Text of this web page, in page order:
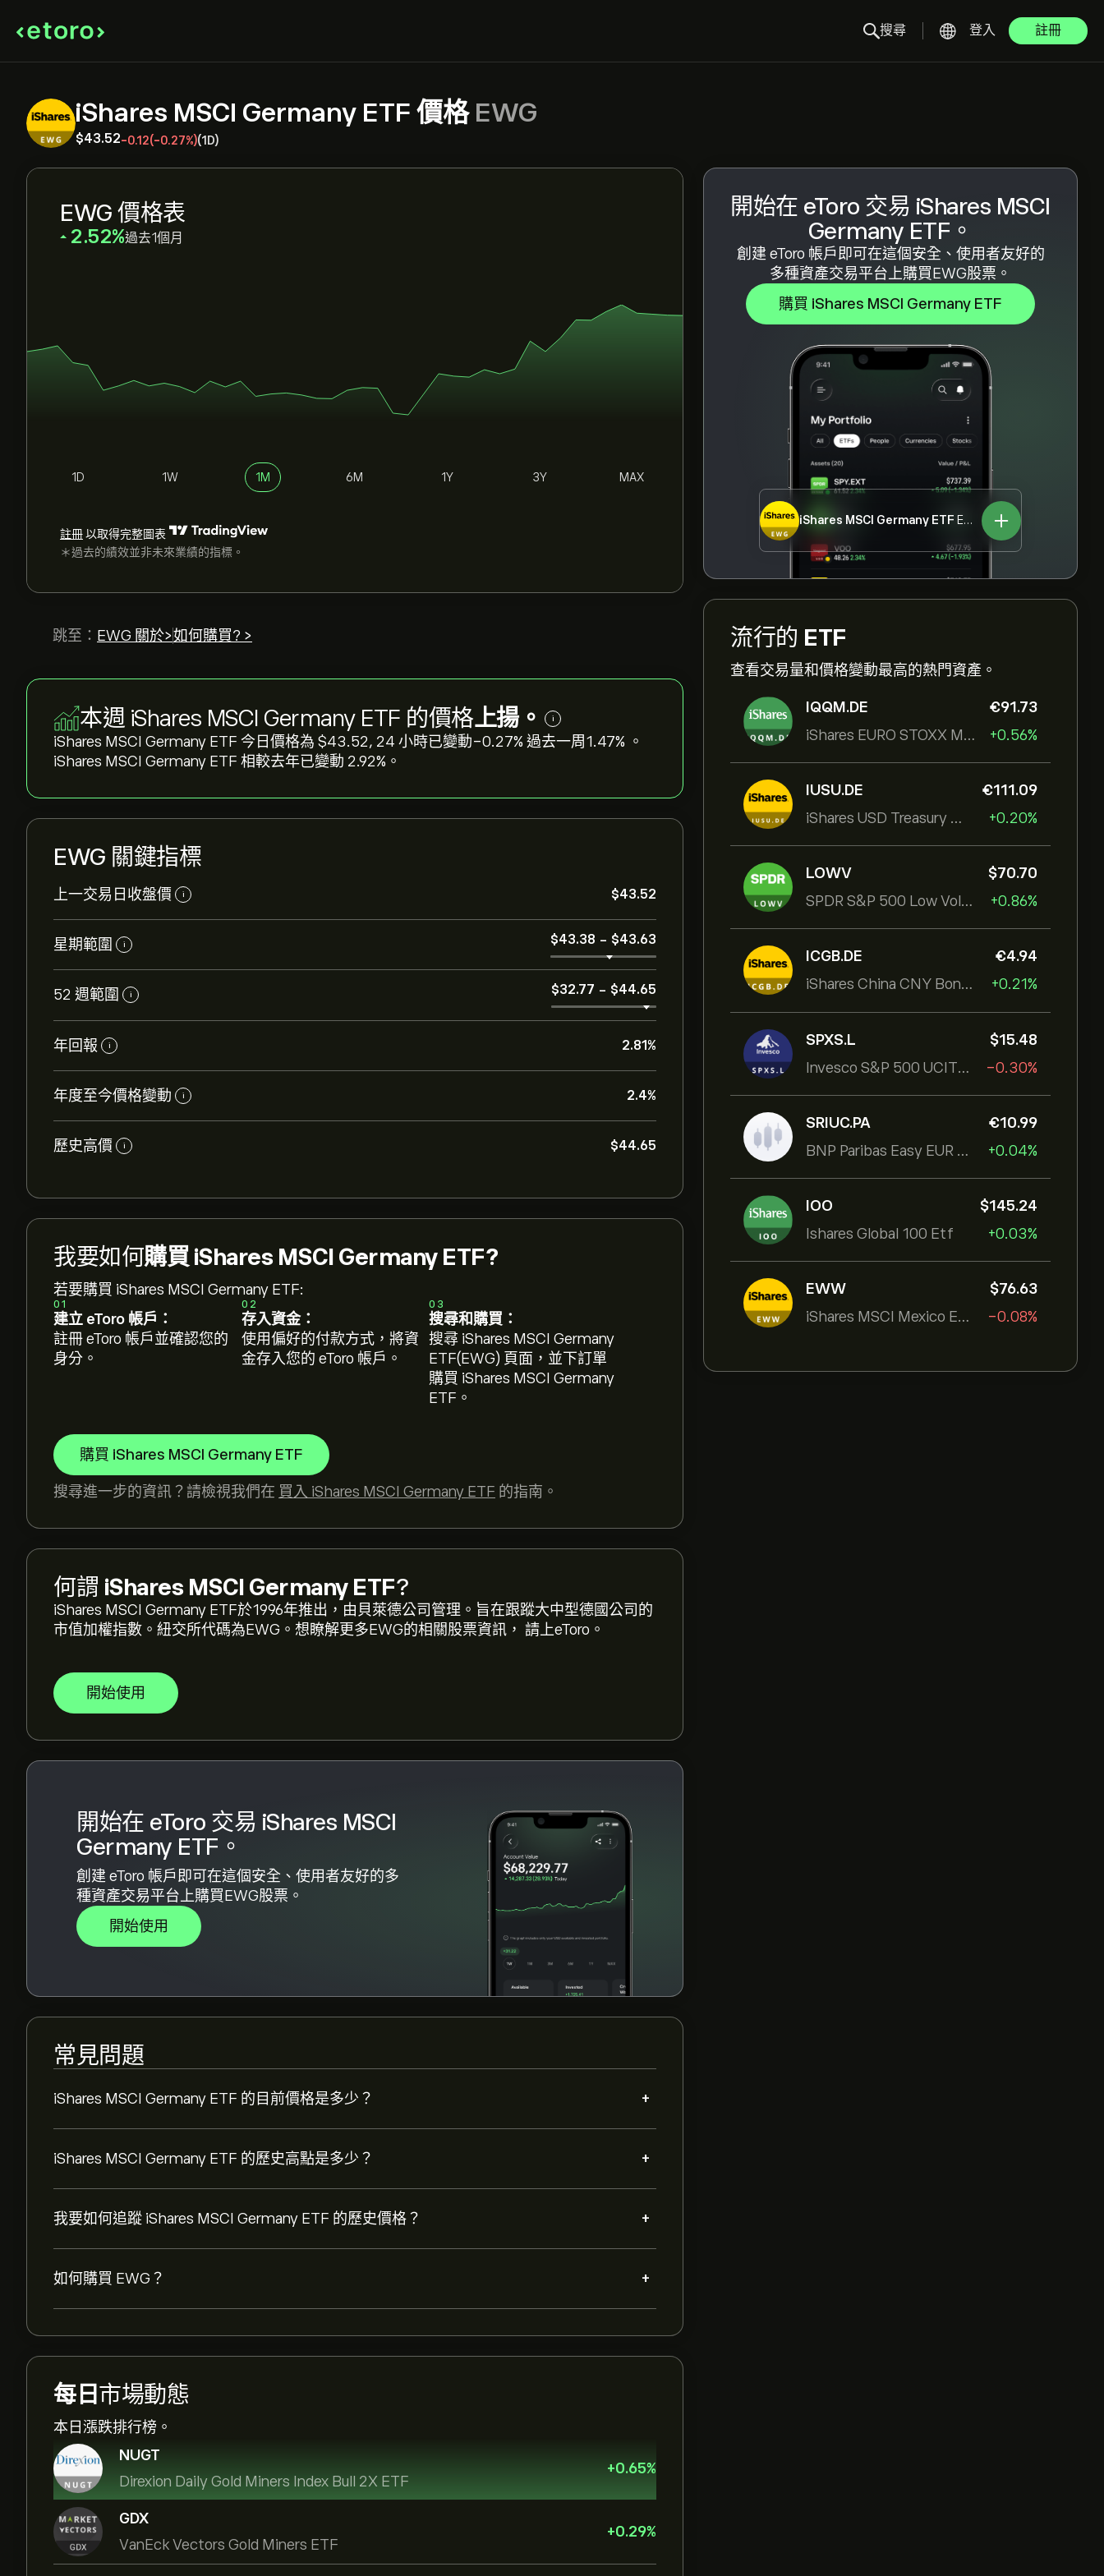
搜尋 登入 註冊
iShares MSCI Germany ETF 價格EWG
‎$‎43.52-0.12(-0.27%)(1D)
開始在 eToro 交易 iShares MSCI
Germany ETF。
創建 eToro 帳戶即可在這個安全、使用者友好的
多種資產交易平台上購買EWG股票。
購買 iShares MSCI Germany ETF
iShares MSCI Germany ETF EWG
流行的 ETF
查看交易量和價格變動最高的熱門資產。
IQQM.DE
iShares EURO STOXX Mid UCITS ETF
‎€‎91.73
+0.56%
IUSU.DE
iShares USD Treasury Bond 1-3yr UCITS ETF
‎€‎111.09
+0.20%
LOWV
SPDR S&P 500 Low Volatility UCITS ETF
‎$‎70.70
+0.86%
ICGB.DE
iShares China CNY Bond UCITS ETF
‎€‎4.94
+0.21%
SPXS.L
Invesco S&P 500 UCITS ETF
‎$‎15.48
-0.30%
SRIUC.PA
BNP Paribas Easy EUR Corp Bond SRI Fossil Free Ult
‎€‎10.99
+0.04%
IOO
Ishares Global 100 Etf
‎$‎145.24
+0.03%
EWW
iShares MSCI Mexico ETF
‎$‎76.63
-0.08%
EWG 價格表
‎2.52‎ 過去1個月
1D 1W 1M 6M 1Y 3Y MAX
註冊以取得完整圖表
＊過去的績效並非未來業績的指標。
跳至： EWG 關於>如何購買? >
本週 iShares MSCI Germany ETF 的價格上揚。 i
iShares MSCI Germany ETF 今日價格為 ‎$‎43.52, 24 小時已變動‎-0.27‎% 過去一周‎1.47‎% 。
iShares MSCI Germany ETF 相較去年已變動 ‎2.92‎%。
EWG 關鍵指標
上一交易日收盤價 i ‎$‎43.52
星期範圍 i ‎$‎43.38 - ‎$‎43.63
52 週範圍 i ‎$‎32.77 - ‎$‎44.65
年回報 i 2.81%
年度至今價格變動 i 2.4%
歷史高價 i ‎$‎44.65
我要如何購買 iShares MSCI Germany ETF?
若要購買 iShares MSCI Germany ETF:
01
建立 eToro 帳戶：
註冊 eToro 帳戶並確認您的
身分。
02
存入資金：
使用偏好的付款方式，將資
金存入您的 eToro 帳戶。
03
搜尋和購買：
搜尋 iShares MSCI Germany
ETF(EWG) 頁面，並下訂單
購買 iShares MSCI Germany
ETF。
購買 iShares MSCI Germany ETF
搜尋進一步的資訊？請檢視我們在 買入 iShares MSCI Germany ETF 的指南。
何謂 iShares MSCI Germany ETF?
iShares MSCI Germany ETF於1996年推出，由貝萊德公司管理。旨在跟蹤大中型德國公司的
市值加權指數。紐交所代碼為EWG。想瞭解更多EWG的相關股票資訊， 請上eToro。
開始使用
開始在 eToro 交易 iShares MSCI
Germany ETF。
創建 eToro 帳戶即可在這個安全、使用者友好的多
種資產交易平台上購買EWG股票。
開始使用
常見問題
iShares MSCI Germany ETF 的目前價格是多少？ +
EWG 的目前價格是 ‎$‎43.52 美元
iShares MSCI Germany ETF 的歷史高點是多少？ +
我要如何追蹤 iShares MSCI Germany ETF 的歷史價格？ +
選取 eToro 圖表上的「1D」或「1W」時間範圍，並縮小以檢視iShares MSCI Germany ETF
的歷史價格變動。iShares MSCI Germany ETF 的價格在過去一年內介於 ‎$‎1.23 之間。
如何購買 EWG？ +
若要購買 EWG，請瀏覽 eToro 網站上的「"iShares MSCI Germany ETF (EWG)"」頁面。在建
您也可以下單，在未來以特定價格購買 EWG。
每日 市場動態
本日漲跌排行榜。
NUGT
Direxion Daily Gold Miners Index Bull 2X ETF
+0.65%
GDX
VanEck Vectors Gold Miners ETF
+0.29%